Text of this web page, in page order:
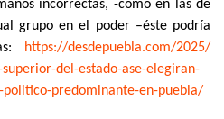
incorrectas, -como en las de
grupo en el poder –éste podría
https://desdepuebla.com/2025/
superior-del-estado-ase-elegiran-
politico-predominante-en-puebla/